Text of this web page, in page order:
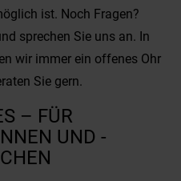
ist. Noch Fragen?
sprechen Sie uns an. In
wir immer ein offenes Ohr
Sie gern.
– FÜR
UND -